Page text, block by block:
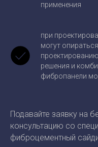
применения
при
могут
проектированию
решения и
фибропанели
Подавайте заявку на
консультацию со
фиброцементный